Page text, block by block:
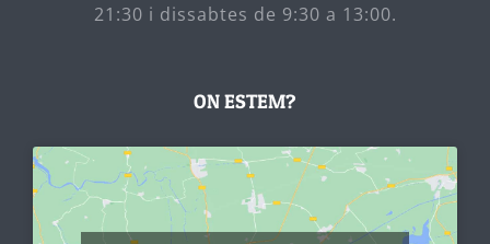
21:30 i dissabtes de 9:30 a 13:00.
ON ESTEM?